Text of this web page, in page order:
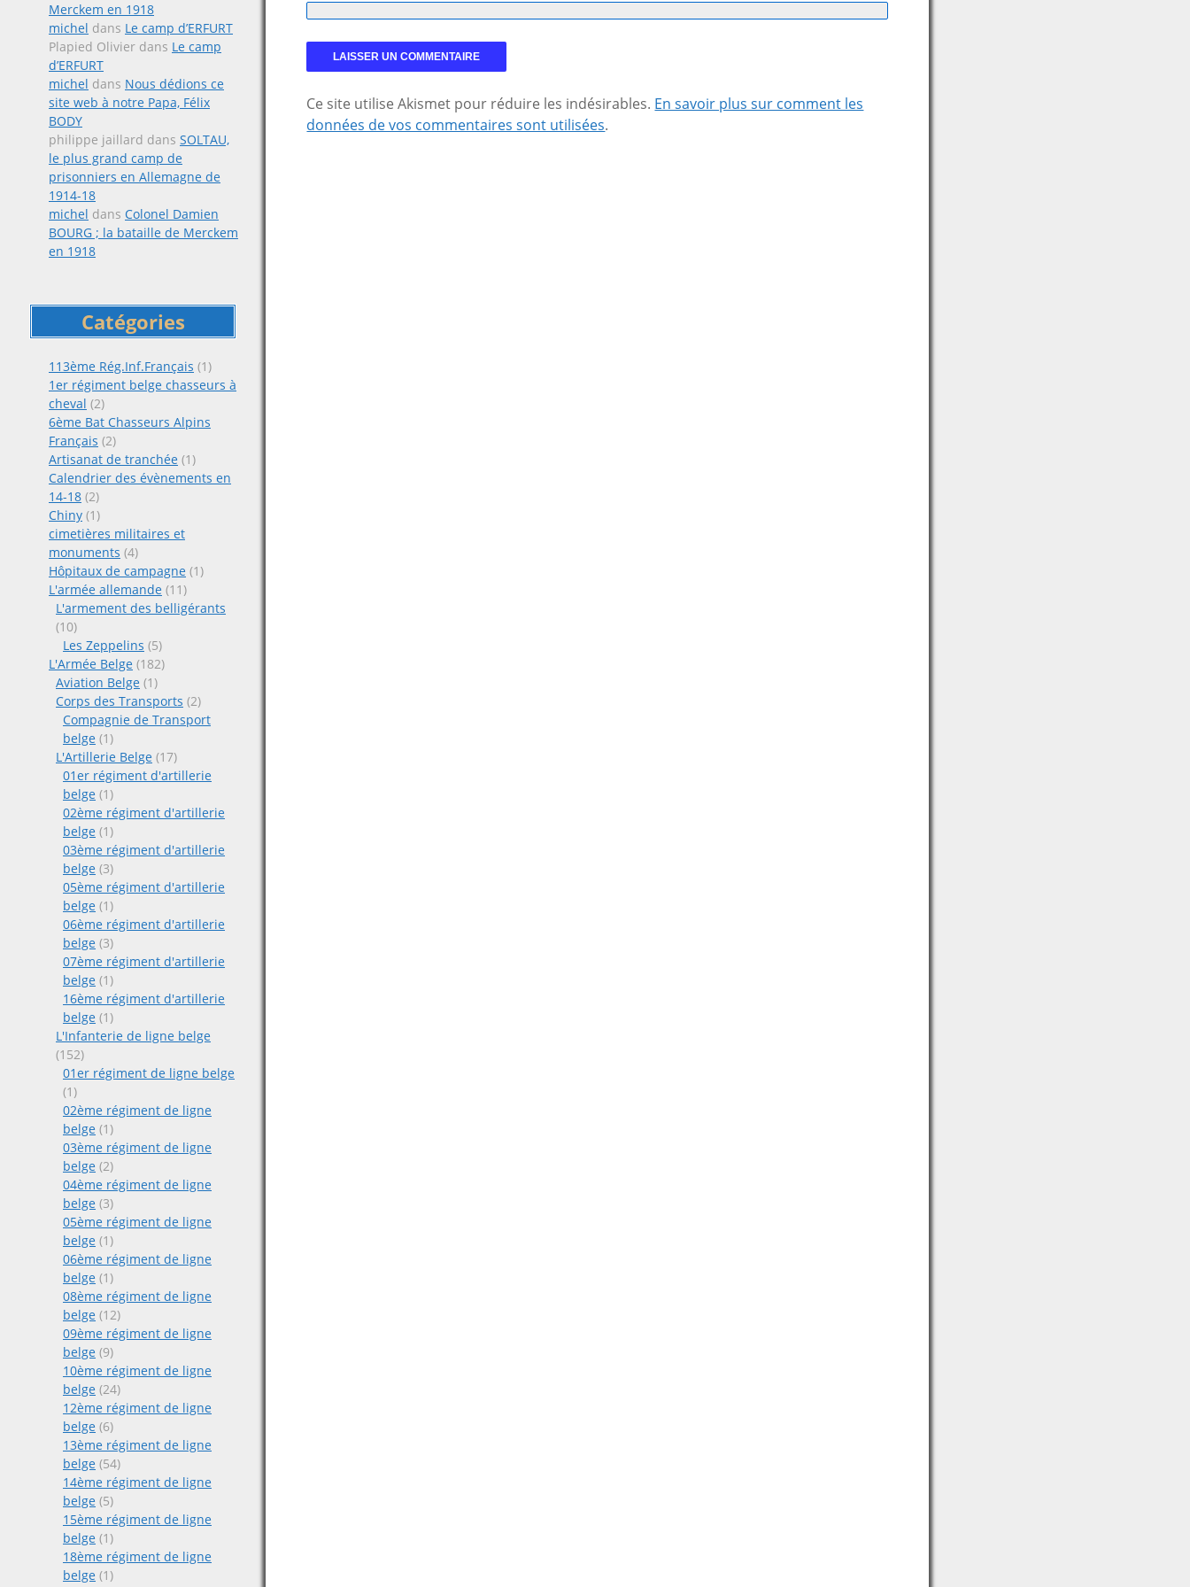
Merckem en 1918
michel dans Le camp d’ERFURT
Plapied Olivier dans Le camp
d’ERFURT
michel dans Nous dédions ce
site web à notre Papa, Félix
BODY
philippe jaillard dans SOLTAU,
le plus grand camp de
prisonniers en Allemagne de
1914-18
michel dans Colonel Damien
BOURG ; la bataille de Merckem
en 1918
Catégories
113ème Rég.Inf.Français (1)
1er régiment belge chasseurs à
cheval (2)
6ème Bat Chasseurs Alpins
Français (2)
Artisanat de tranchée (1)
Calendrier des évènements en
14-18 (2)
Chiny (1)
cimetières militaires et
monuments (4)
Hôpitaux de campagne (1)
L'armée allemande (11)
L'armement des belligérants
(10)
Les Zeppelins (5)
L'Armée Belge (182)
Aviation Belge (1)
Corps des Transports (2)
Compagnie de Transport
belge (1)
L'Artillerie Belge (17)
01er régiment d'artillerie
belge (1)
02ème régiment d'artillerie
belge (1)
03ème régiment d'artillerie
belge (3)
05ème régiment d'artillerie
belge (1)
06ème régiment d'artillerie
belge (3)
07ème régiment d'artillerie
belge (1)
16ème régiment d'artillerie
belge (1)
L'Infanterie de ligne belge
(152)
01er régiment de ligne belge
(1)
02ème régiment de ligne
belge (1)
03ème régiment de ligne
belge (2)
04ème régiment de ligne
belge (3)
05ème régiment de ligne
belge (1)
06ème régiment de ligne
belge (1)
08ème régiment de ligne
belge (12)
09ème régiment de ligne
belge (9)
10ème régiment de ligne
belge (24)
12ème régiment de ligne
belge (6)
13ème régiment de ligne
belge (54)
14ème régiment de ligne
belge (5)
15ème régiment de ligne
belge (1)
18ème régiment de ligne
belge (1)
Ce site utilise Akismet pour réduire les indésirables. En savoir plus sur comment les
données de vos commentaires sont utilisées.